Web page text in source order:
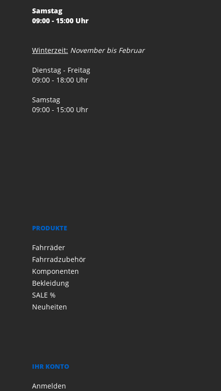
Samstag
09:00 - 15:00 Uhr
Winterzeit: November bis Februar
Dienstag - Freitag
09:00 - 18:00 Uhr
Samstag
09:00 - 15:00 Uhr
PRODUKTE
Fahrräder
Fahrradzubehör
Komponenten
Bekleidung
SALE %
Neuheiten
IHR KONTO
Anmelden